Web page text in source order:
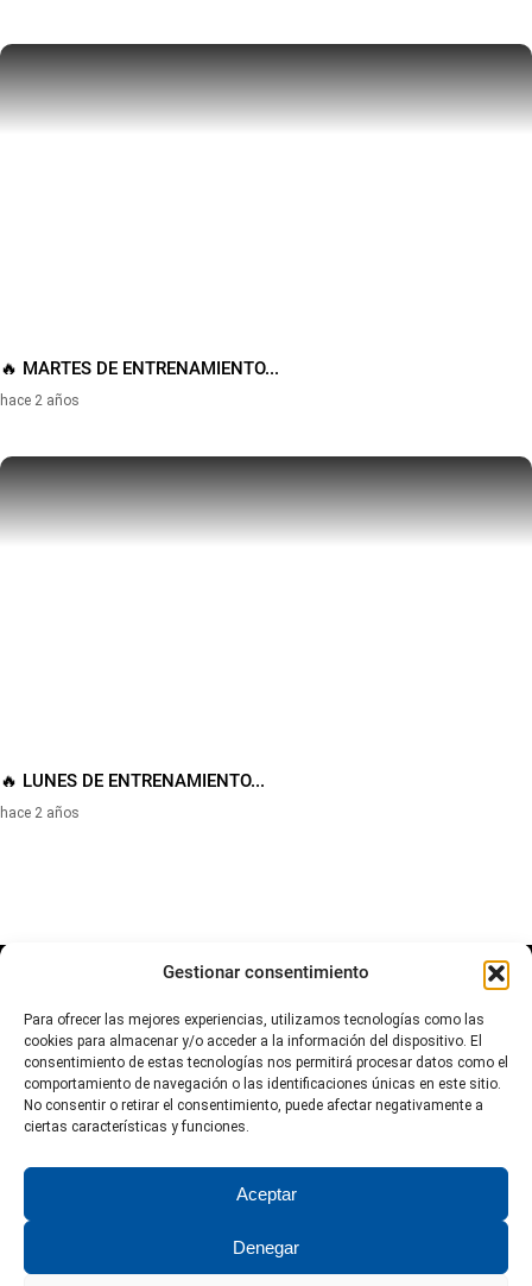
Gestionar consentimiento
Para ofrecer las mejores experiencias, utilizamos tecnologías como las
cookies para almacenar y/o acceder a la información del dispositivo. El
consentimiento de estas tecnologías nos permitirá procesar datos como el
comportamiento de navegación o las identificaciones únicas en este sitio.
No consentir o retirar el consentimiento, puede afectar negativamente a
ciertas características y funciones.
Aceptar
Denegar
🔥 MARTES DE ENTRENAMIENTO...
hace 2 años
🔥 LUNES DE ENTRENAMIENTO...
hace 2 años
© 2026 Miguel Serrano TV. © 2024 Miguel Serrano TV. Todos los